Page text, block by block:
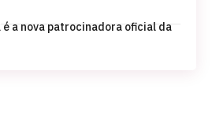
a nova patrocinadora oficial da